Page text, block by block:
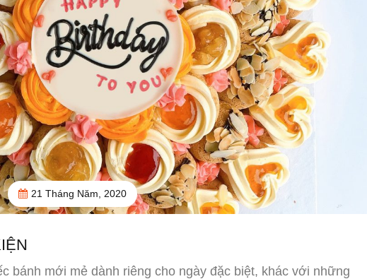
21 Tháng Năm, 2020
bánh mới mẻ dành riêng cho ngày đặc biệt, khác với những